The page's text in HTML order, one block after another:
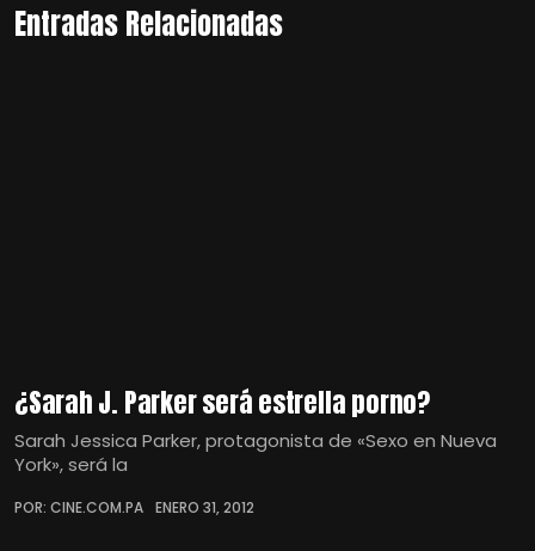
Entradas Relacionadas
¿Sarah J. Parker será estrella porno?
Sarah Jessica Parker, protagonista de «Sexo en Nueva
York», será la
POR: CINE.COM.PA ENERO 31, 2012